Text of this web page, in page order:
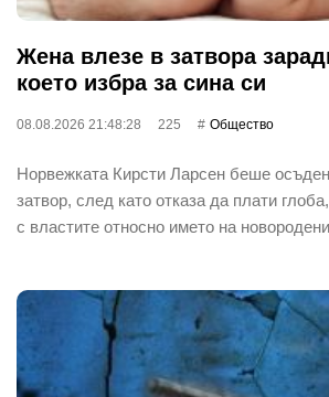
Жена влезе в затвора
което избра за сина си
08.08.2026 21:48:28 225 Общество
Норвежката Кирсти Ларсен беше
затвор, след като отказа да плати
с властите относно името на